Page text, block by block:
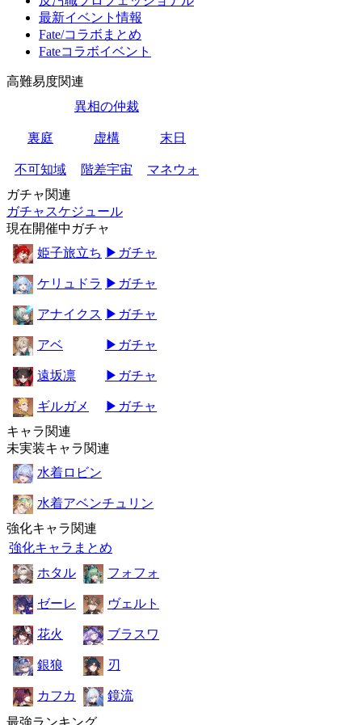
最新イベント情報
Fate/コラボまとめ
Fateコラボイベント
高難易度関連
異相の仲裁
裏庭 虚構 末日
不可知域 階差宇宙
マネウォ
ガチャ関連
ガチャスケジュール
現在開催中ガチャ
姫子旅立ち ▶ガチャ
ケリュドラ ▶ガチャ
アナイクス ▶ガチャ
アベ ▶ガチャ
遠坂凛 ▶ガチャ
ギルガメ
▶ガチャ
キャラ関連
未実装キャラ関連
水着ロビン
水着アベンチュリン
強化キャラ関連
強化キャラまとめ
ホタル
フォフォ
ゼーレ ヴェルト
花火 ブラスワ
銀狼 刃
カフカ
鏡流
最強ランキング